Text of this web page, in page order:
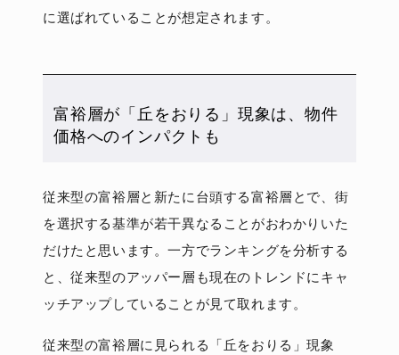
に選ばれていることが想定されます。
富裕層が「丘をおりる」現象は、物件
価格へのインパクトも
従来型の富裕層と新たに台頭する富裕層とで、街
を選択する基準が若干異なることがおわかりいた
だけたと思います。一方でランキングを分析する
と、従来型のアッパー層も現在のトレンドにキャ
ッチアップしていることが見て取れます。
従来型の富裕層に見られる「丘をおりる」現象